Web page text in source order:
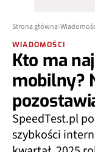
Strona główna
WIADOMOŚCI
Kto ma
mobilny?
SpeedTest.pl
szybkości